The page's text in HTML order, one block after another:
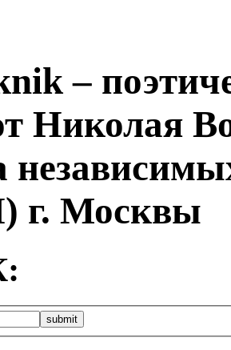
–
Николая
г. Москвы